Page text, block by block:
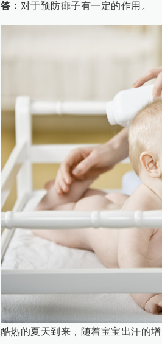
答： 对于预防痱子有一定的作用。
酷热的夏天到来，随着宝宝出汗的